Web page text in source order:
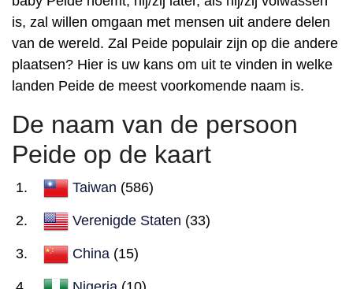
is, zal willen omgaan met mensen uit andere delen
van de wereld. Zal Peide populair zijn op die andere
plaatsen? Hier is uw kans om uit te vinden in welke
landen Peide de meest voorkomende naam is.
De naam van de persoon
Peide op de kaart
Taiwan (586)
Verenigde Staten (33)
China (15)